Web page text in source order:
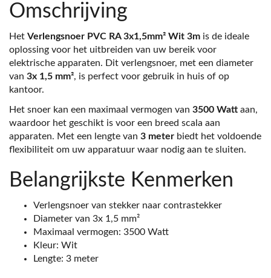
Omschrijving
Het Verlengsnoer PVC RA 3x1,5mm² Wit 3m is de ideale
oplossing voor het uitbreiden van uw bereik voor
elektrische apparaten. Dit verlengsnoer, met een diameter
van 3x 1,5 mm², is perfect voor gebruik in huis of op
kantoor.
Het snoer kan een maximaal vermogen van 3500 Watt aan,
waardoor het geschikt is voor een breed scala aan
apparaten. Met een lengte van 3 meter biedt het voldoende
flexibiliteit om uw apparatuur waar nodig aan te sluiten.
Belangrijkste Kenmerken
Verlengsnoer van stekker naar contrastekker
Diameter van 3x 1,5 mm²
Maximaal vermogen: 3500 Watt
Kleur: Wit
Lengte: 3 meter